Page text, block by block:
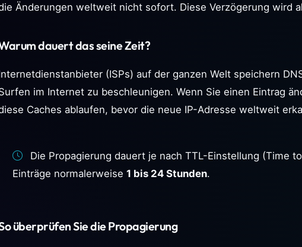
Änderungen weltweit nicht sofort. Diese Verzögerung wird
dauert das seine Zeit?
(ISPs) auf der ganzen Welt speichern
im Internet zu beschleunigen. Wenn Sie einen Eintrag
Caches ablaufen, bevor die neue IP-Adresse weltweit
Die Propagierung dauert je nach TTL-Einstellung (Time
Einträge normalerweise 1 bis 24 Stunden.
überprüfen Sie die Propagierung